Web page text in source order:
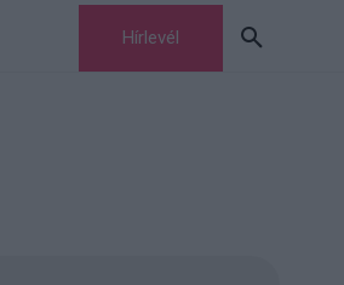
Hírlevél